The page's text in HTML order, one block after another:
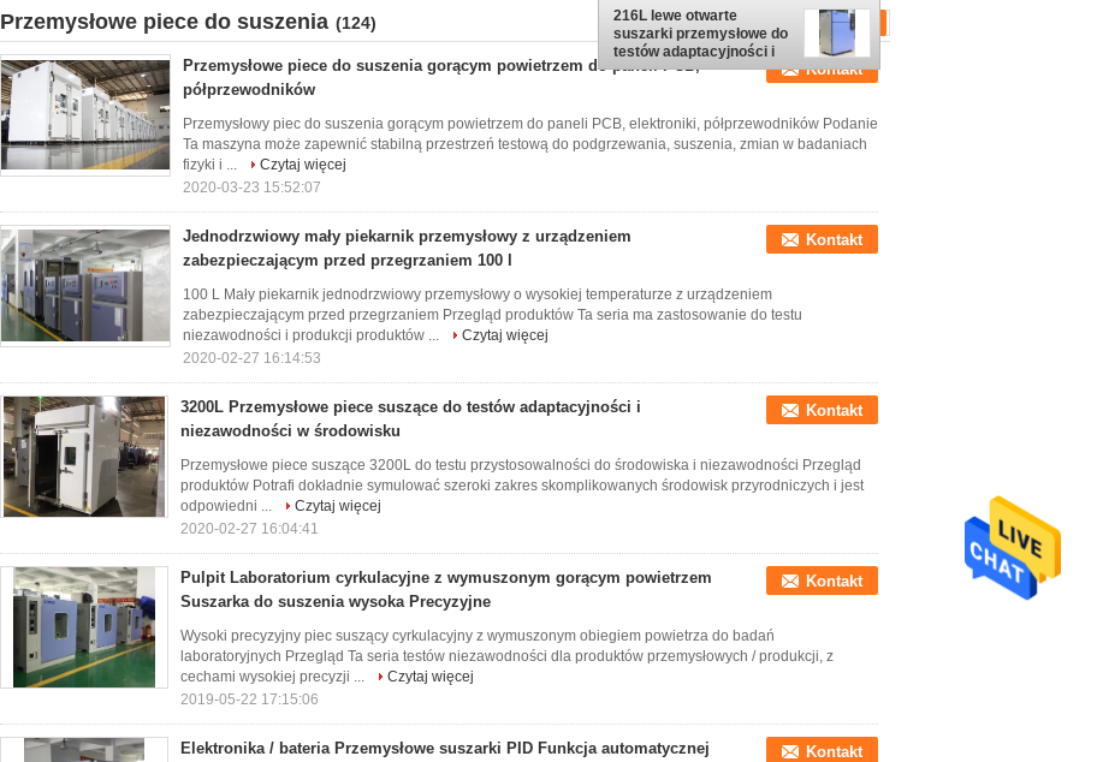
216L lewe otwarte
suszarki przemysłowe do
testów adaptacyjności i
niezawodności
Przemysłowe piece do suszenia (124)
Przemysłowe piece do suszenia gorącym powietrzem do paneli PCB,
półprzewodników
Kontakt
Przemysłowy piec do suszenia gorącym powietrzem do paneli PCB, elektroniki, półprzewodników Podanie
Ta maszyna może zapewnić stabilną przestrzeń testową do podgrzewania, suszenia, zmian w badaniach
fizyki i ...
Czytaj więcej
2020-03-23 15:52:07
Jednodrzwiowy mały piekarnik przemysłowy z urządzeniem
zabezpieczającym przed przegrzaniem 100 l
Kontakt
100 L Mały piekarnik jednodrzwiowy przemysłowy o wysokiej temperaturze z urządzeniem
zabezpieczającym przed przegrzaniem Przegląd produktów Ta seria ma zastosowanie do testu
niezawodności i produkcji produktów ...
Czytaj więcej
2020-02-27 16:14:53
3200L Przemysłowe piece suszące do testów adaptacyjności i
niezawodności w środowisku
Kontakt
Przemysłowe piece suszące 3200L do testu przystosowalności do środowiska i niezawodności Przegląd
produktów Potrafi dokładnie symulować szeroki zakres skomplikowanych środowisk przyrodniczych i jest
odpowiedni ...
Czytaj więcej
2020-02-27 16:04:41
Pulpit Laboratorium cyrkulacyjne z wymuszonym gorącym powietrzem
Suszarka do suszenia wysoka Precyzyjne
Kontakt
Wysoki precyzyjny piec suszący cyrkulacyjny z wymuszonym obiegiem powietrza do badań
laboratoryjnych Przegląd Ta seria testów niezawodności dla produktów przemysłowych / produkcji, z
cechami wysokiej precyzji ...
Czytaj więcej
2019-05-22 17:15:06
Elektronika / bateria Przemysłowe suszarki PID Funkcja automatycznej
Kontakt